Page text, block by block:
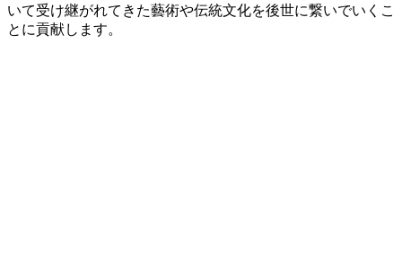
いて受け継がれてきた藝術や伝統文化を後世に繋いでいくこ
とに貢献します。